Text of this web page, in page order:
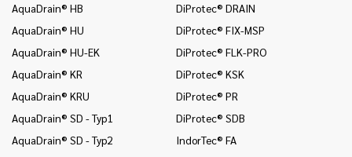
AquaDrain® HB
AquaDrain® HU
AquaDrain® HU-EK
AquaDrain® KR
AquaDrain® KRU
AquaDrain® SD - Typ1
AquaDrain® SD - Typ2
DiProtec® DRAIN
DiProtec® FIX-MSP
DiProtec® FLK-PRO
DiProtec® KSK
DiProtec® PR
DiProtec® SDB
IndorTec® FA